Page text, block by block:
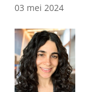
03 mei 2024